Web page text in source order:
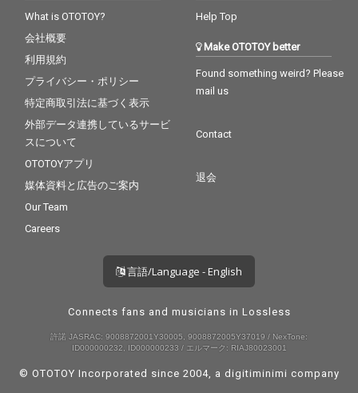
What is OTOTOY?
会社概要
利用規約
プライバシー・ポリシー
特定商取引法に基づく表示
外部データ連携しているサービ
スについて
OTOTOYアプリ
媒体資料と広告のご案内
Our Team
Careers
Help Top
Make OTOTOY better
Found something weird? Please
mail us
Contact
退会
言語/Language - English
Connects fans and musicians in Lossless
許諾 JASRAC: 9008872001Y30005, 9008872005Y37019 / NexTone:
ID000000232, ID000000233 / エルマーク: RIAJ80023001
© OTOTOY Incorporated since 2004, a digitiminimi company